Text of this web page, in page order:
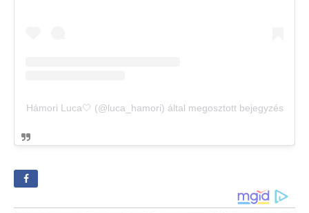
Hámori Luca🤍 (@luca_hamori) által megosztott bejegyzés